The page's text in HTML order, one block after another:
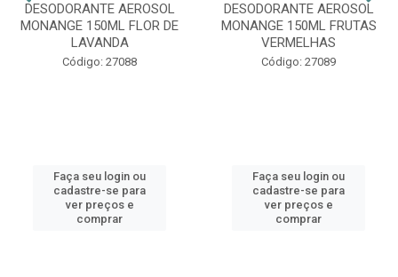
DESODORANTE AEROSOL
MONANGE 150ML FLOR DE
LAVANDA
Código: 27088
Faça seu login ou
cadastre-se para
ver preços e
comprar
DESODORANTE AEROSOL
MONANGE 150ML FRUTAS
VERMELHAS
Código: 27089
Faça seu login ou
cadastre-se para
ver preços e
comprar